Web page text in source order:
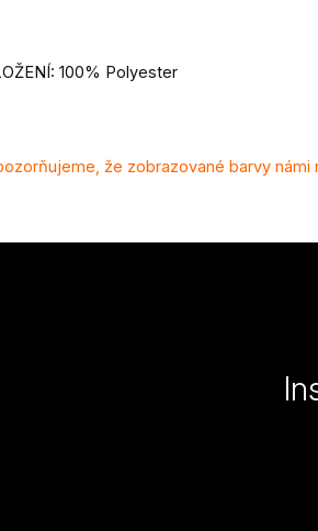
100% Polyester
že zobrazované barvy námi